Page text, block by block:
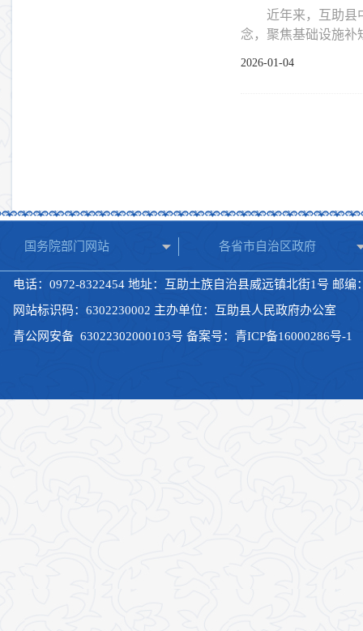
近年来，互助县
念，聚焦基础设施补
2026-01-04
国务院部门网站 各省市自治区政府
电话：0972-8322454 地址：互助土族自治县威远镇北街1号 邮编
网站标识码：6302230002 主办单位：互助县人民政府办公室
青公网安备 63022302000103号 备案号： 青ICP备16000286号-1